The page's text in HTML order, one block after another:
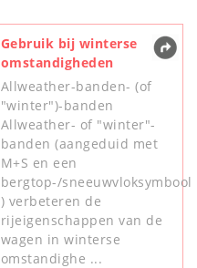
Gebruik bij winterse
omstandigheden
Allweather-banden- (of
"winter")-banden
Allweather- of "winter"-
banden (aangeduid met
M+S en een
bergtop-/sneeuwvloksymbool
) verbeteren de
rijeigenschappen van de
wagen in winterse
omstandighe ...